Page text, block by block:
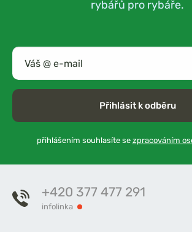
rybářů pro rybáře.
Přihlásit k odběru
přihlášením souhlasíte se zpracováním
+420 377 477 291
infolinka